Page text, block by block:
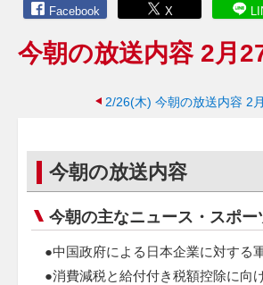
Facebook X
今朝の放送内容 2月
2/26(木) 今朝の放送内容 2
今朝の放送内容
今朝の主なニュース・スポー
●中国政府による日本企業に対す
●消費減税と給付付き税額控除に